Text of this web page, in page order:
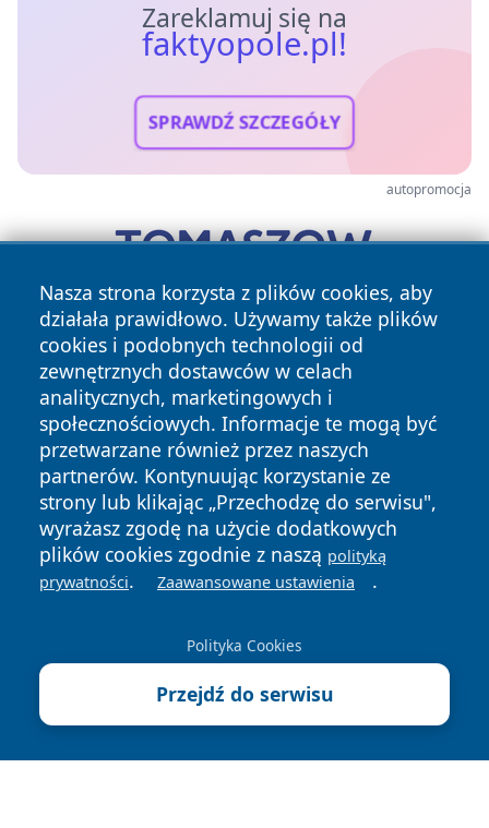
Zareklamuj się na
faktyopole.pl!
SPRAWDŹ SZCZEGÓŁY
autopromocja
Nasza strona korzysta z plików cookies, aby
działała prawidłowo. Używamy także plików
cookies i podobnych technologii od
zewnętrznych dostawców w celach
analitycznych, marketingowych i
społecznościowych. Informacje te mogą być
przetwarzane również przez naszych
partnerów. Kontynuując korzystanie ze
strony lub klikając „Przechodzę do serwisu",
wyrażasz zgodę na użycie dodatkowych
plików cookies zgodnie z naszą polityką
prywatności. Zaawansowane ustawienia .
Polityka Cookies
Przejdź do serwisu
Copyright © 2026 faktyopole.pl Wszystkie prawa zastrzeżone.
News Autorzy
Polityka
Prywatności
Polityka
Cookies